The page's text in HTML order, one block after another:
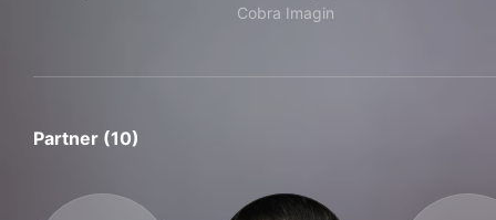
Cobra Imagin
Partner (10)